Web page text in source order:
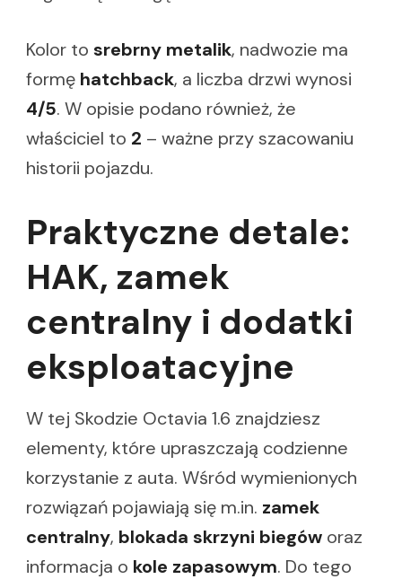
Kolor to srebrny metalik, nadwozie ma
formę hatchback, a liczba drzwi wynosi
4/5. W opisie podano również, że
właściciel to 2 – ważne przy szacowaniu
historii pojazdu.
Praktyczne detale:
HAK, zamek
centralny i dodatki
eksploatacyjne
W tej Skodzie Octavia 1.6 znajdziesz
elementy, które upraszczają codzienne
korzystanie z auta. Wśród wymienionych
rozwiązań pojawiają się m.in. zamek
centralny, blokada skrzyni biegów oraz
informacja o kole zapasowym. Do tego